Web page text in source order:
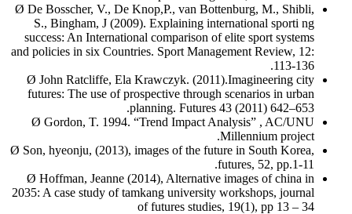
Ø De Bosscher, V., De Knop,P., van Bottenburg, M., Shibli,
S., Bingham, J (2009). Explaining international sporti ng
success: An International comparison of elite sport systems
and policies in six Countries. Sport Management Review, 12:
113-136.
Ø John Ratcliffe, Ela Krawczyk. (2011).Imagineering city
futures: The use of prospective through scenarios in urban
planning. Futures 43 (2011) 642–653.
Ø Gordon, T. 1994. “Trend Impact Analysis” , AC/UNU
Millennium project.
Ø Son, hyeonju, (2013), images of the future in South Korea,
futures, 52, pp.1-11.
Ø Hoffman, Jeanne (2014), Alternative images of china in
2035: A case study of tamkang university workshops, journal
of futures studies, 19(1), pp 13 – 34